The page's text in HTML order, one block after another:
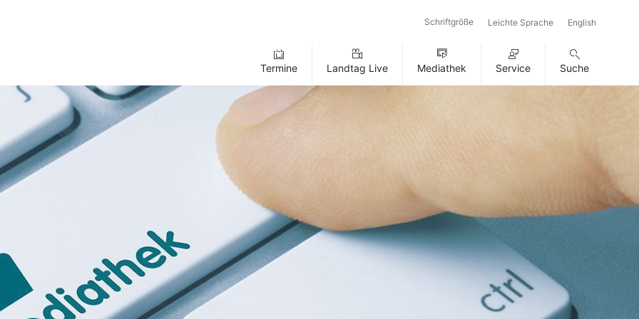
Schriftgröße Leichte Sprache English
Termine Landtag Live Mediathek Service Suche